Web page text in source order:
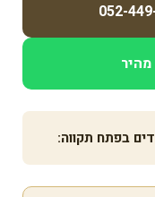
בפתח תקווה: